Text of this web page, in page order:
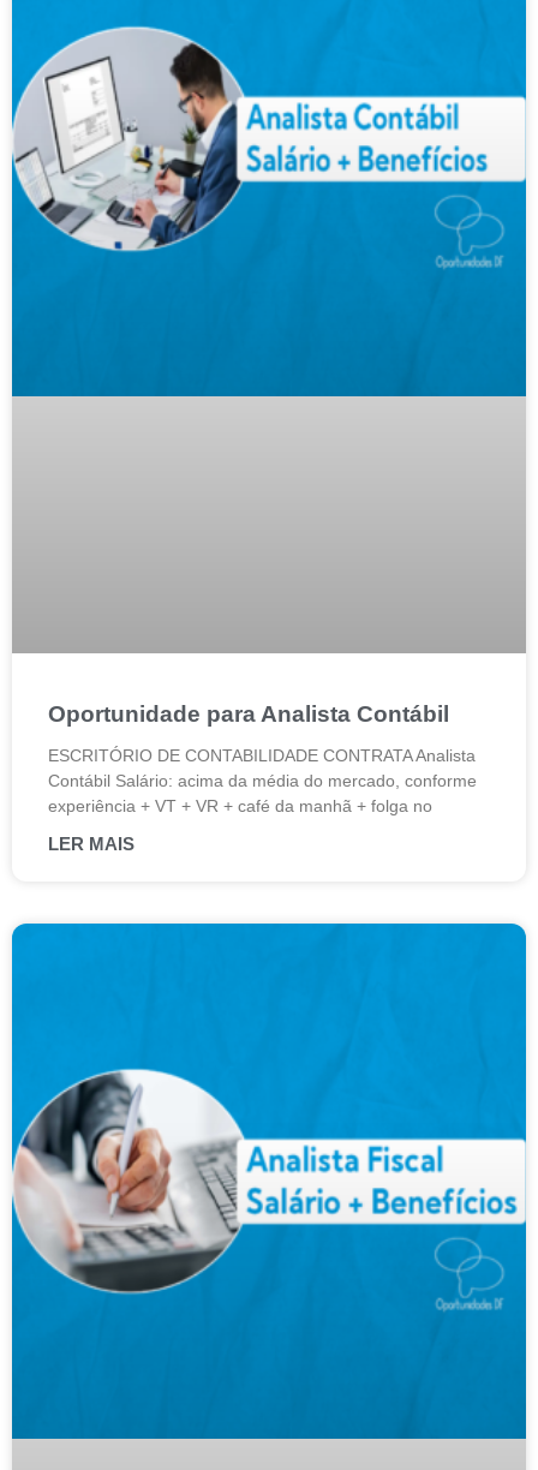
Oportunidade para Analista Contábil
ESCRITÓRIO DE CONTABILIDADE CONTRATA Analista
Contábil Salário: acima da média do mercado, conforme
experiência + VT + VR + café da manhã + folga no
LER MAIS